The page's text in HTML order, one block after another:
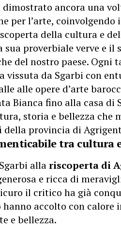
dimostrato ancora una
per l’arte,
della cultura e
sua proverbiale verve e il
del nostro paese. Ogni
vissuta da Sgarbi con
alle opere d’arte
Bianca fino alla casa di
storia e bellezza che
provincia di
tra cultura
allariscoperta di
e ricca di
il critico ha già
accolto con calore
e bellezza.